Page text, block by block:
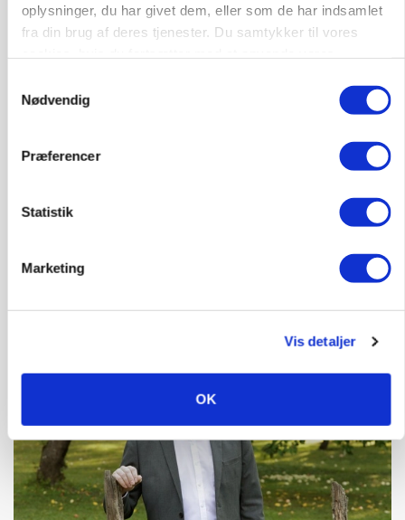
oplysninger, du har givet dem, eller som de har indsamlet
fra din brug af deres tjenester. Du samtykker til vores
Nødvendig
Præferencer
Statistik
Marketing
Vis detaljer
OK
Grambogård får oksekød på menuen hos
københavnsk restaurantkæde
PLANTER
middeludbytter